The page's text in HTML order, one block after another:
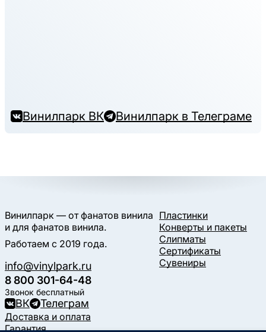
Винилпарк ВК Винилпарк в Телеграме
Винилпарк — от фанатов винила
и для фанатов винила.
Работаем с 2019 года.
info@vinylpark.ru
8 800 301-64-48
Звонок бесплатный
ВК Телеграм
Пластинки
Конверты и пакеты
Слипматы
Сертификаты
Сувениры
Доставка и оплата
Гарантия